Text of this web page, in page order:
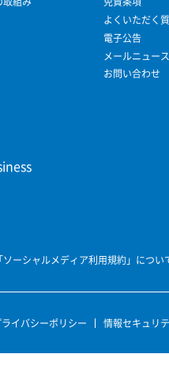
よくいただく
電子公告
メールニュース
お問い合わせ
ソーシャルメディア利用規約」につい
ライバシーポリシー 情報セキュリ